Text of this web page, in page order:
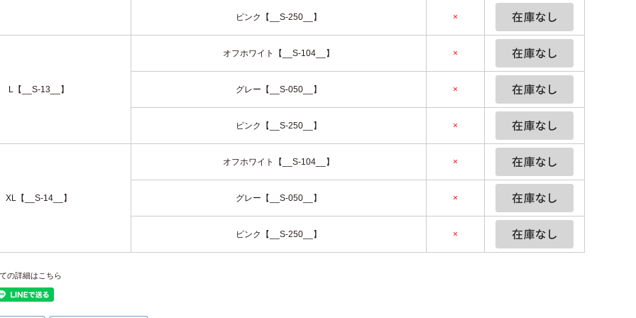
ピンク【__S-250__】 ×
L【__S-13__】
オフホワイト【__S-104__】 ×
グレー【__S-050__】 ×
ピンク【__S-250__】 ×
XL【__S-14__】
オフホワイト【__S-104__】 ×
グレー【__S-050__】 ×
ピンク【__S-250__】 ×
の詳細はこちら